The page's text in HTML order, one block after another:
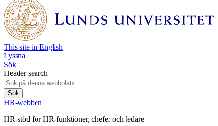
This site in English
Lyssna
Sök
Header search
HR-webben
HR-stöd för HR-funktioner, chefer och ledare